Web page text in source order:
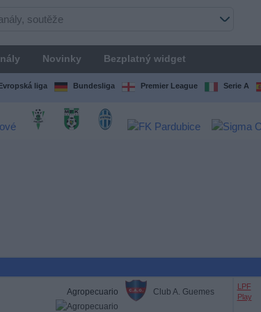
Novinky Bezplatný widget
liga Bundesliga Premier League Serie A
Agropecuario Club A. Guemes
LPF
Play